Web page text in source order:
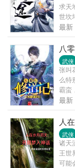
求天
世坎
何渐
弯弓
魔
途，
最新
八
武侠
张叫
么特
霸蛮
冰棍
到山
的
生轨
最新
朋友
人
武侠
诸天
王世
可能